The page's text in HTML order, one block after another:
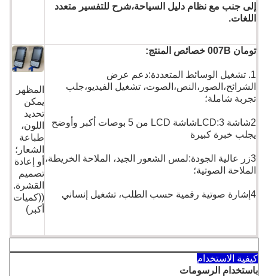
إلى جنب مع نظام دليل السياحة،شرح للتفسير متعدد
اللغات.
تومان 007B خصائص المنتج:
1. تشغيل الوسائط المتعددة:دعم عرض
الشرائح،الصور،النص،الصوت، تشغيل الفيديو،جلب
تجربة شاملة؛
2شاشة LCD:3شاشة LCD من 5 بوصات أكبر وأوضح
يجلب خبرة كبيرة
3زر عالية الجودة:لمس الشعور الجيد، الملاحة الخريطة،
الملاحة الصوتية؛
4إشارة صوتية رقمية حسب الطلب، تشغيل إنساني
المظهر
يمكن
تحديد
اللون،
طباعة
الشعار؛
أو إعادة
تصميم
القشرة.
((كميات
أكبر)
كيفية الاستخدام
باستخدام الرسومات